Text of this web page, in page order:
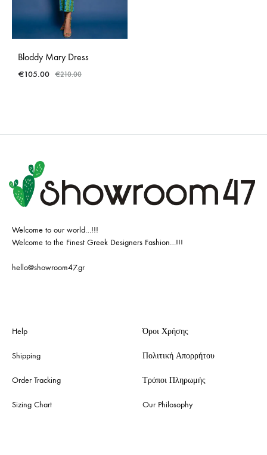
Bloddy Mary Dress
€105.00 €210.00
Welcome to our world…!!!
Welcome to the Finest Greek Designers Fashion…!!!
hello@showroom47.gr
Help
Shipping
Order Tracking
Sizing Chart
Όροι Χρήσης
Πολιτική Απορρήτου
Τρόποι Πληρωμής
Our Philosophy